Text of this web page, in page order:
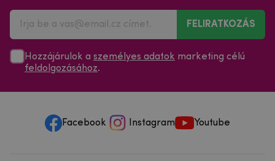
FELIRATKOZÁS
Hozzájárulok a személyes adatok marketing célú
feldolgozásához.
Facebook Instagram Youtube